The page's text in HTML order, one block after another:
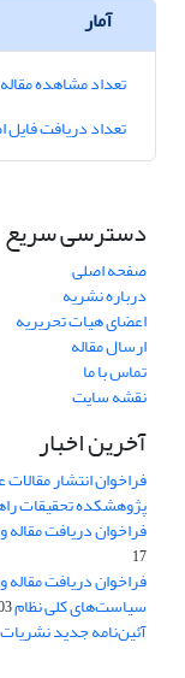
آمار
تعداد مشاهده مقاله
تعداد دریافت فایل
دسترسی سریع
صفحه اصلی
درباره نشریه
اعضای هیات تحریریه
ارسال مقاله
تماس با ما
نقشه سایت
آخرین اخبار
فراخوان انتشار
پژوهشکده تحقیقات
فراخوان دریافت مقاله
17
فراخوان دریافت مقاله
سیاست‌های کلی نظام23
آئین‌نامه جدید